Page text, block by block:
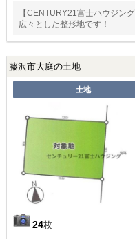
【CENTURY21富士ハウジン
広々とした整形地です！
藤沢市大庭の土地
土地
24枚